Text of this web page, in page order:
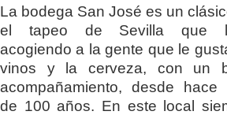
La bodega San José es un
el tapeo de Sevilla que
acogiendo a la gente que le
vinos y la cerveza, con un
acompañamiento, desde hace
de 100 años. En este local